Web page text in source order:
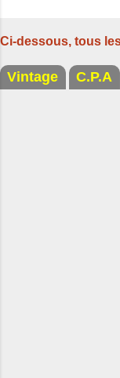
Ci-dessous, tous
Vintage C.P.A